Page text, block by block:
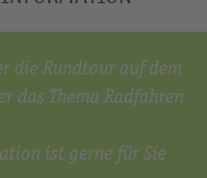
die Rundtour auf dem
das Thema Radfahren
ist gerne für Sie